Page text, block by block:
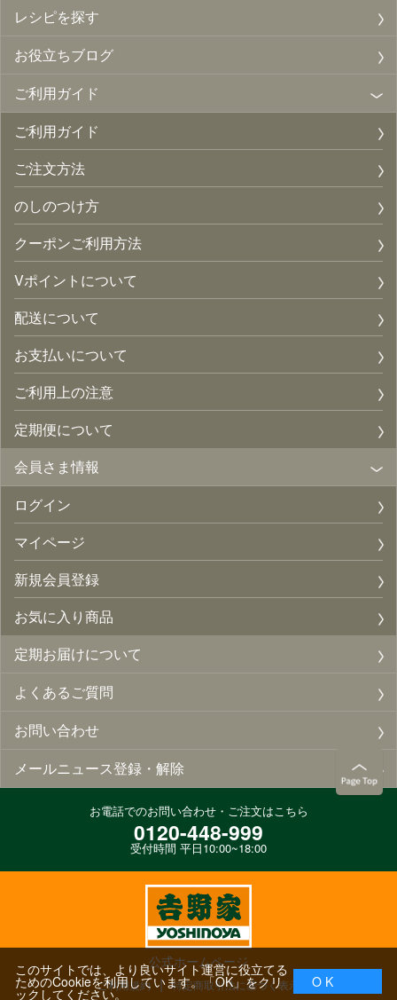
レシピを探す
お役立ちブログ
ご利用ガイド
ご利用ガイド
ご注文方法
のしのつけ方
クーポンご利用方法
Vポイントについて
配送について
お支払いについて
ご利用上の注意
定期便について
会員さま情報
ログイン
マイページ
新規会員登録
お気に入り商品
定期お届けについて
よくあるご質問
お問い合わせ
メールニュース登録・解除
お電話でのお問い合わせ・ご注文はこちら
0120-448-999
受付時間 平日10:00~18:00
公式ホームページ
ご利用規約 特定商取引法に基づく表示
このサイトでは、より良いサイト運営に役立てる
ためのCookieを利用しています。「OK」をクリ
ックしてください。
O K